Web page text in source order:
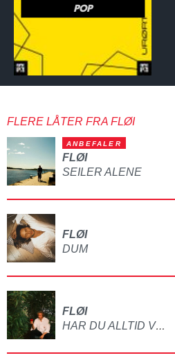
POP
FLERE LÅTER FRA FLØI
ANBEFALER
FLØI
SEILER ALENE
FLØI
DUM
FLØI
HAR DU ALLTID VÆRT SÅNN?